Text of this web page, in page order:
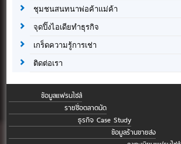
ชุมชนสนทนาพ่อค้าแม่ค้า
จุดปิ๊งไอเดียทำธุรกิจ
เกร็ดความรู้การเช่า
ติดต่อเรา
ข้อมูลแฟรนไชส์
รายชื่อตลาดนัด
ธุรกิจ Case Study
ข้อมูลร้านขายส่ง